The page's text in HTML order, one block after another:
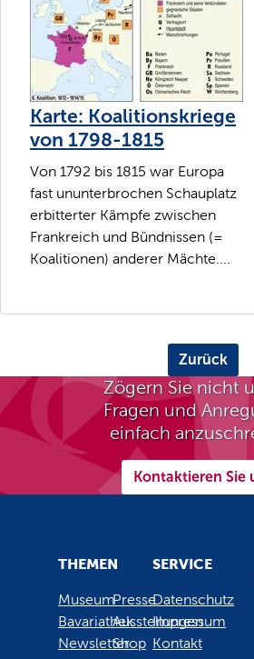
Karte: Koalitionskriege
von 1798-1815
Von 1792 bis 1815 war Europa
fast ununterbrochen Schauplatz
erbitterter Kämpfe zwischen
Frankreich und Bündnissen (=
Koalitionen) anderer Mächte....
Zurück
Zögern Sie nicht
Fragen und
einfach
Kontaktieren Sie
THEMEN
Museum
Bavariathek
Newsletter
Presse
Ausstellungen
Shop
SERVICE
Datenschutz
Impressum
Kontakt